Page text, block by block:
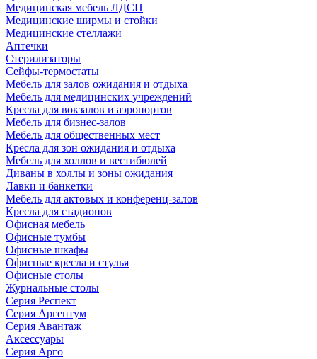
Медицинская мебель ЛДСП
Медицинские ширмы и стойки
Медицинские стеллажи
Аптечки
Стерилизаторы
Сейфы-термостаты
Мебель для залов ожидания и отдыха
Мебель для медицинских учреждений
Кресла для вокзалов и аэропортов
Мебель для бизнес-залов
Мебель для общественных мест
Кресла для зон ожидания и отдыха
Мебель для холлов и вестибюлей
Диваны в холлы и зоны ожидания
Лавки и банкетки
Мебель для актовых и конференц-залов
Кресла для стадионов
Офисная мебель
Офисные тумбы
Офисные шкафы
Офисные кресла и стулья
Офисные столы
Журнальные столы
Серия Респект
Серия Аргентум
Серия Авантаж
Аксессуары
Серия Арго